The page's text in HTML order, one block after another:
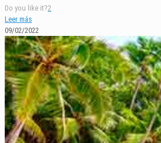
Do you like it?2
Leer más
09/02/2022